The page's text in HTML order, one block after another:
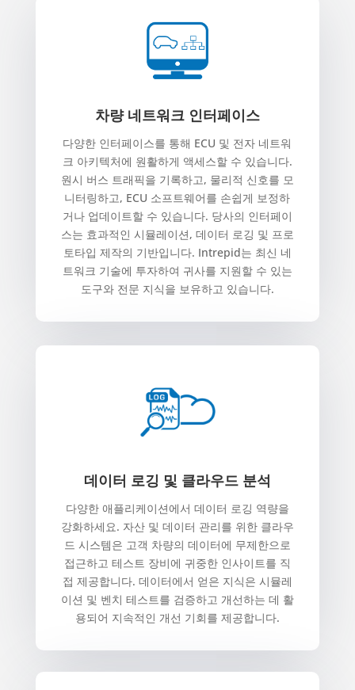
차량 네트워크 인터페이스
다양한 인터페이스를 통해 ECU 및 전자 네트워
크 아키텍처에 원활하게 액세스할 수 있습니다.
원시 버스 트래픽을 기록하고, 물리적 신호를 모
니터링하고, ECU 소프트웨어를 손쉽게 보정하
거나 업데이트할 수 있습니다. 당사의 인터페이
스는 효과적인 시뮬레이션, 데이터 로깅 및 프로
토타입 제작의 기반입니다. Intrepid는 최신 네
트워크 기술에 투자하여 귀사를 지원할 수 있는
도구와 전문 지식을 보유하고 있습니다.
데이터 로깅 및 클라우드 분석
다양한 애플리케이션에서 데이터 로깅 역량을
강화하세요. 자산 및 데이터 관리를 위한 클라우
드 시스템은 고객 차량의 데이터에 무제한으로
접근하고 테스트 장비에 귀중한 인사이트를 직
접 제공합니다. 데이터에서 얻은 지식은 시뮬레
이션 및 벤치 테스트를 검증하고 개선하는 데 활
용되어 지속적인 개선 기회를 제공합니다.